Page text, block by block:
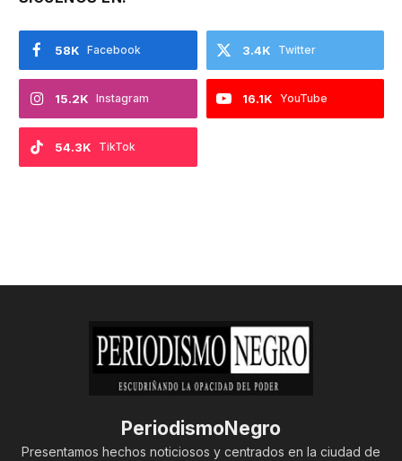
Facebook
58K Twitter
3.4K
Instagram
15.2K YouTube
16.1K
TikTok
54.3K
PeriodismoNegro
Presentamos hechos noticiosos y centrados en la ciudad de